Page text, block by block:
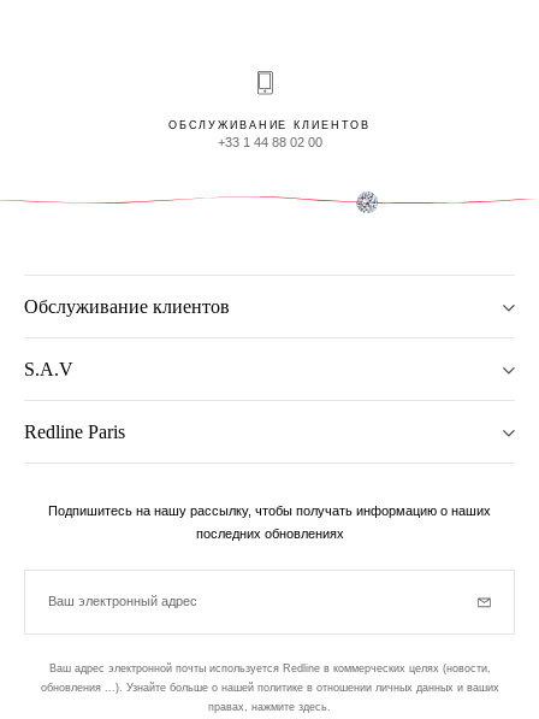
ОБСЛУЖИВАНИЕ КЛИЕНТОВ
+33 1 44 88 02 00
Обслуживание клиентов
S.A.V
Redline Paris
Подпишитесь на нашу рассылку, чтобы получать информацию о наших
последних обновлениях
Ваш электронный адрес
Ваш адрес электронной почты используется Redline в коммерческих целях (новости,
обновления ...). Узнайте больше о нашей политике в отношении личных данных и ваших
правах, нажмите здесь.